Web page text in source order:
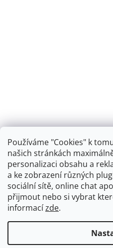
Používáme "Cookies" k
našich stránkách
personalizaci obsahu a
a ke zobrazení různých
sociální sítě, online chat
přijmout nebo si vybrat
informacízde.
Retro
Vytvořil Shoptet